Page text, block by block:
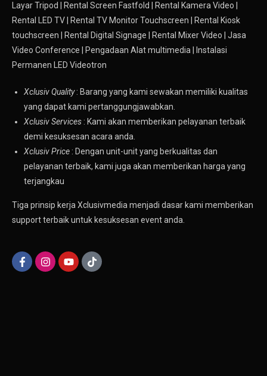
Layar Tripod | Rental Screen Fastfold | Rental Kamera Video |
Rental LED TV | Rental TV Monitor Touchscreen | Rental Kiosk
touchscreen | Rental Digital Signage | Rental Mixer Video | Jasa
Video Conference | Pengadaan Alat multimedia | Instalasi
Permanen LED Videotron
Xclusiv Quality: Barang yang kami sewakan memiliki kualitas
yang dapat kami pertanggungjawabkan.
Xclusiv Services : Kami akan memberikan pelayanan terbaik
demi kesuksesan acara anda.
Xclusiv Price : Dengan unit-unit yang berkualitas dan
pelayanan terbaik, kami juga akan memberikan harga yang
terjangkau
Tiga prinsip kerja Xclusivmedia menjadi dasar kami memberikan
support terbaik untuk kesuksesan event anda.